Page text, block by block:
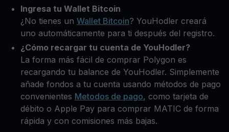
Ingresa tu Wallet Bitcoin
¿No tienes un Wallet Bitcoin? YouHodler creará
uno automáticamente para ti después del registro.
¿Cómo recargar tu cuenta de YouHodler?
La forma más fácil de comprar Polygon es
recargando tu balance de YouHodler. Simplemente
añade fondos a tu cuenta usando métodos de pago
convenientes Metodos de pago, como tarjeta de
débito o Apple Pay para comprar MATIC de forma
rápida y con comisiones más bajas.